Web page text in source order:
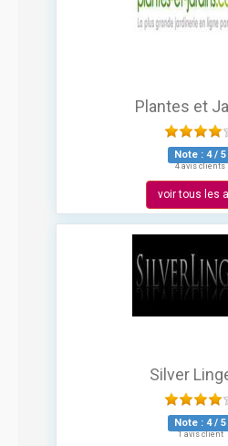
Plantes et
Note : 4/ 5
4 avis clients
voir tous les
Silver
Note : 4/ 5
1 avis client